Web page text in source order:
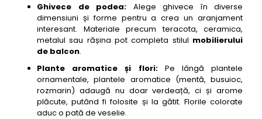
Ghivece de podea: Alege ghivece în diverse
dimensiuni și forme pentru a crea un aranjament
interesant. Materiale precum teracota, ceramica,
metalul sau rășina pot completa stilul mobilierului
de balcon.
Plante aromatice și flori:Pe lângă plantele
ornamentale, plantele aromatice (mentă, busuioc,
rozmarin) adaugă nu doar verdeață, ci și arome
plăcute, putând fi folosite și la gătit. Florile colorate
aduc o pată de veselie.